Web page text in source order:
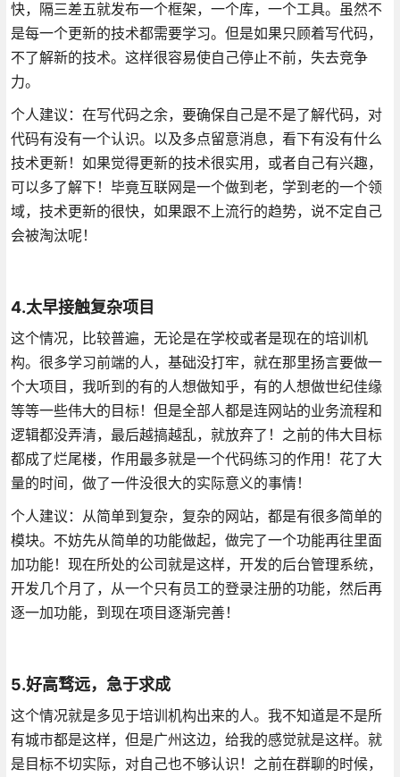
快，隔三差五就发布一个框架，一个库，一个工具。虽然不
是每一个更新的技术都需要学习。但是如果只顾着写代码，
不了解新的技术。这样很容易使自己停止不前，失去竞争
力。
个人建议：在写代码之余，要确保自己是不是了解代码，对
代码有没有一个认识。以及多点留意消息，看下有没有什么
技术更新！如果觉得更新的技术很实用，或者自己有兴趣，
可以多了解下！毕竟互联网是一个做到老，学到老的一个领
域，技术更新的很快，如果跟不上流行的趋势，说不定自己
会被淘汰呢！
4.太早接触复杂项目
这个情况，比较普遍，无论是在学校或者是现在的培训机
构。很多学习前端的人，基础没打牢，就在那里扬言要做一
个大项目，我听到的有的人想做知乎，有的人想做世纪佳缘
等等一些伟大的目标！但是全部人都是连网站的业务流程和
逻辑都没弄清，最后越搞越乱，就放弃了！之前的伟大目标
都成了烂尾楼，作用最多就是一个代码练习的作用！花了大
量的时间，做了一件没很大的实际意义的事情！
个人建议：从简单到复杂，复杂的网站，都是有很多简单的
模块。不妨先从简单的功能做起，做完了一个功能再往里面
加功能！现在所处的公司就是这样，开发的后台管理系统，
开发几个月了，从一个只有员工的登录注册的功能，然后再
逐一加功能，到现在项目逐渐完善！
5.好高骛远，急于求成
这个情况就是多见于培训机构出来的人。我不知道是不是所
有城市都是这样，但是广州这边，给我的感觉就是这样。就
是目标不切实际，对自己也不够认识！之前在群聊的时候，